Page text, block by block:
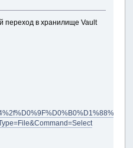
переход в хранилище Vault